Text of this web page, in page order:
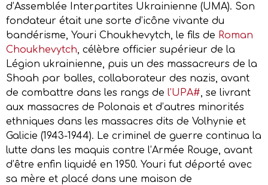
d’Assemblée Interpartites Ukrainienne (UMA). Son
fondateur était une sorte d’icône vivante du
bandérisme, Youri Choukhevytch, le fils de Roman
Choukhevytch , célèbre officier supérieur de la
Légion ukrainienne, puis un des massacreurs de la
Shoah par balles, collaborateur des nazis, avant
de combattre dans les rangs de l’UPA# , se livrant
aux massacres de Polonais et d’autres minorités
ethniques dans les massacres dits de Volhynie et
Galicie (1943-1944). Le criminel de guerre continua la
lutte dans les maquis contre l’Armée Rouge, avant
d’être enfin liquidé en 1950. Youri fut déporté avec
sa mère et placé dans une maison de